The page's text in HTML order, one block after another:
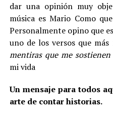
dar una opinión muy
música es Mario Como
Personalmente opino que
uno de los versos que más
mentiras que me sostienen
mi vida
Un mensaje para todos
arte de contar historias.